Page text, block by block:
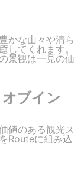
かな山々や清ら
してくれます。
景観は一見の価
ブイン
値のある観光ス
Routeに組み込